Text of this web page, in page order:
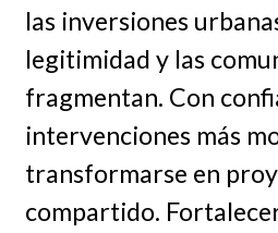
las inversiones
legitimidad y las
fragmentan. Con
intervenciones más
transformarse en
compartido.